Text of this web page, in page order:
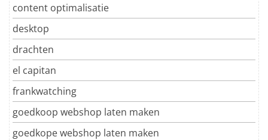
content optimalisatie
desktop
drachten
el capitan
frankwatching
goedkoop webshop laten maken
goedkope webshop laten maken